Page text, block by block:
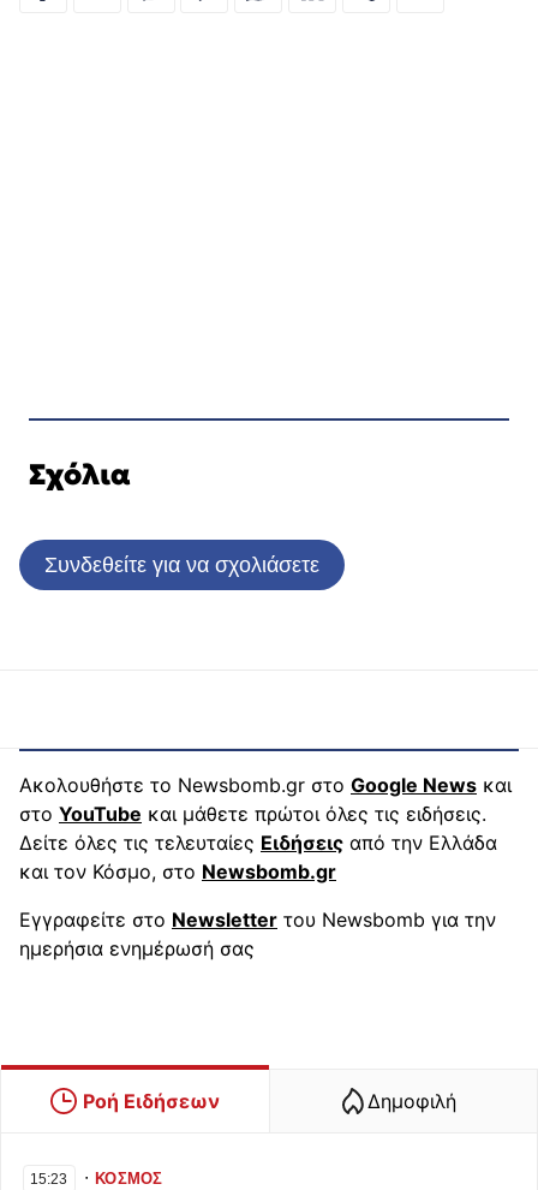
Σχόλια
Συνδεθείτε για να σχολιάσετε
Ακολουθήστε το Newsbomb.gr στο Google News και
στο YouTube και μάθετε πρώτοι όλες τις ειδήσεις.
Δείτε όλες τις τελευταίες Ειδήσεις από την Ελλάδα
και τον Κόσμο, στο Newsbomb.gr
Εγγραφείτε στο Newsletter του Newsbomb για την
ημερήσια ενημέρωσή σας
Ροή Ειδήσεων Δημοφιλή
15:23 ∙ΚΟΣΜΟΣ